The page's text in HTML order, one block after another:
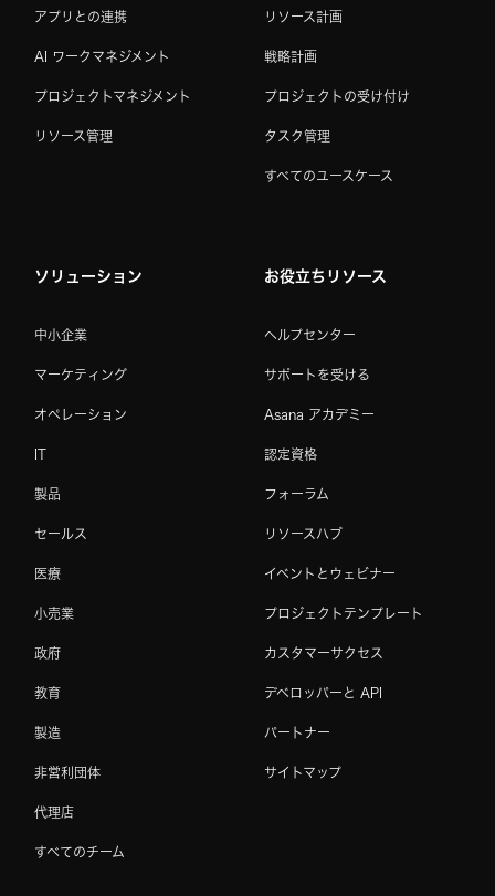
アプリとの連携
AI ワークマネジメント
プロジェクトマネジメント
リソース管理
リソース計画
戦略計画
プロジェクトの受け付け
タスク管理
すべてのユースケース
ソリューション
中小企業
マーケティング
オペレーション
IT
製品
セールス
医療
小売業
政府
教育
製造
非営利団体
代理店
すべてのチーム
お役立ちリソース
ヘルプセンター
サポートを受ける
Asana アカデミー
認定資格
フォーラム
リソースハブ
イベントとウェビナー
プロジェクトテンプレート
カスタマーサクセス
デベロッパーと API
パートナー
サイトマップ